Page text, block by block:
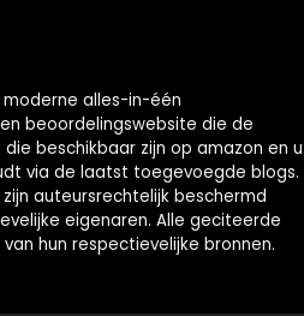
alles-in-één
beoordelingswebsite die de
beschikbaar zijn op amazon en u
via de laatst toegevoegde blogs.
auteursrechtelijk beschermd
eigenaren. Alle geciteerde
hun respectievelijke bronnen.